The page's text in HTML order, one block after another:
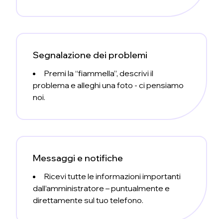
Segnalazione dei problemi
Premi la “fiammella”, descrivi il
problema e alleghi una foto - ci pensiamo
noi.
Messaggi e notifiche
Ricevi tutte le informazioni importanti
dall’amministratore – puntualmente e
direttamente sul tuo telefono.